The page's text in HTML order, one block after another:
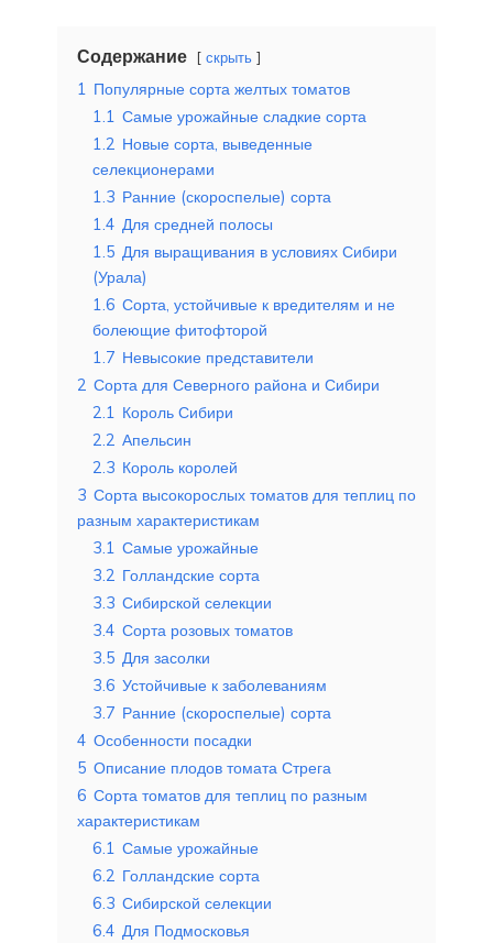
Содержание скрыть
1 Популярные сорта желтых томатов
1.1 Самые урожайные сладкие сорта
1.2 Новые сорта, выведенные
селекционерами
1.3 Ранние (скороспелые) сорта
1.4 Для средней полосы
1.5 Для выращивания в условиях Сибири
(Урала)
1.6 Сорта, устойчивые к вредителям и не
болеющие фитофторой
1.7 Невысокие представители
2 Сорта для Северного района и Сибири
2.1 Король Сибири
2.2 Апельсин
2.3 Король королей
3 Сорта высокорослых томатов для теплиц по
разным характеристикам
3.1 Самые урожайные
3.2 Голландские сорта
3.3 Сибирской селекции
3.4 Сорта розовых томатов
3.5 Для засолки
3.6 Устойчивые к заболеваниям
3.7 Ранние (скороспелые) сорта
4 Особенности посадки
5 Описание плодов томата Стрега
6 Сорта томатов для теплиц по разным
характеристикам
6.1 Самые урожайные
6.2 Голландские сорта
6.3 Сибирской селекции
6.4 Для Подмосковья